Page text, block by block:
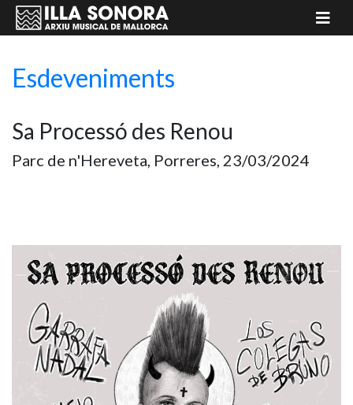
Esdeveniments
Sa Processó des Renou
Parc de n'Hereveta, Porreres, 23/03/2024